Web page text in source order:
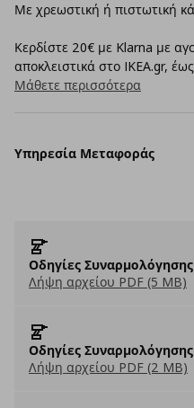
Με χρεωστική ή πιστωτική
Κερδίστε 20€ με Klarna με
αποκλειστικά στο IKEA.gr,
Μάθετε περισσότερα
Υπηρεσία Μεταφοράς
Οδηγίες Συναρμολόγησης
Λήψη αρχείου PDF (5 MB)
Οδηγίες Συναρμολόγησης
Λήψη αρχείου PDF (2 MB)